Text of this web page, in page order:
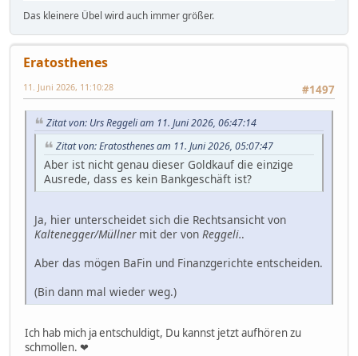
Das kleinere Übel wird auch immer größer.
Eratosthenes
#1497
11. Juni 2026, 11:10:28
Zitat von: Urs Reggeli am 11. Juni 2026, 06:47:14
Zitat von: Eratosthenes am 11. Juni 2026, 05:07:47
Aber ist nicht genau dieser Goldkauf die einzige
Ausrede, dass es kein Bankgeschäft ist?
Ja, hier unterscheidet sich die Rechtsansicht von
Kaltenegger/Müllner mit der von Reggeli..
Aber das mögen BaFin und Finanzgerichte entscheiden.
(Bin dann mal wieder weg.)
Ich hab mich ja entschuldigt, Du kannst jetzt aufhören zu
schmollen. ❤